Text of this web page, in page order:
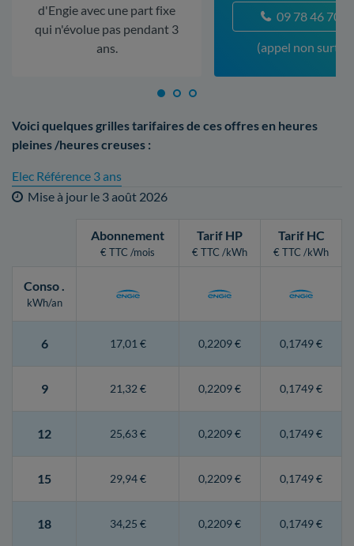
d'Engie avec une part fixe
qui n'évolue pas pendant 3
ans.
09 78 46 70
(appel non
Voici quelques grilles tarifaires de ces offres en heures
pleines /heures creuses :
Elec Référence 3 ans
Mise à jour le 3 août 2026
Abonnement
€ TTC /mois
Tarif HP
€ TTC /kWh
Tarif HC
€ TTC /kWh
Conso.
kWh/an
6 17,01 € 0,2209 € 0,1749 €
9 21,32 € 0,2209 € 0,1749 €
12 25,63 € 0,2209 € 0,1749 €
15 29,94 € 0,2209 € 0,1749 €
18 34,25 € 0,2209 € 0,1749 €